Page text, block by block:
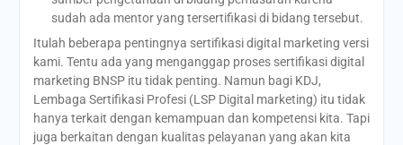
sudah ada mentor yang tersertifikasi di bidang tersebut.
Itulah beberapa pentingnya sertifikasi digital marketing versi
kami. Tentu ada yang menganggap proses sertifikasi digital
marketing BNSP itu tidak penting. Namun bagi KDJ,
Lembaga Sertifikasi Profesi (LSP Digital marketing) itu tidak
hanya terkait dengan kemampuan dan kompetensi kita. Tapi
juga berkaitan dengan kualitas pelayanan yang akan kita